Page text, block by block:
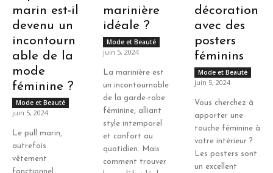
marin est-il
devenu un
incontourn
able de la
mode
féminine ?
Mode et Beauté
juin 5, 2024
Le pull marin,
autrefois
vêtement
marinière
idéale ?
Mode et Beauté
juin 5, 2024
La marinière est
un incontournable
de la garde-robe
féminine, alliant
style intemporel
et confort au
quotidien. Mais
comment trouver
décoration
avec des
posters
féminins
Mode et Beauté
juin 5, 2024
Vous cherchez à
apporter une
touche féminine à
votre intérieur ?
Les posters sont
un excellent